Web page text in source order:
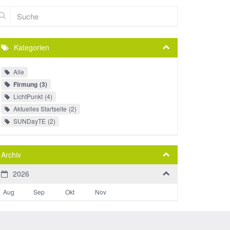
Kategorien
Alle
Firmung 3
LichtPunkt 4
Aktuelles Startseite 2
SUNDayTE 2
Archiv
2026
Aug Sep Okt Nov